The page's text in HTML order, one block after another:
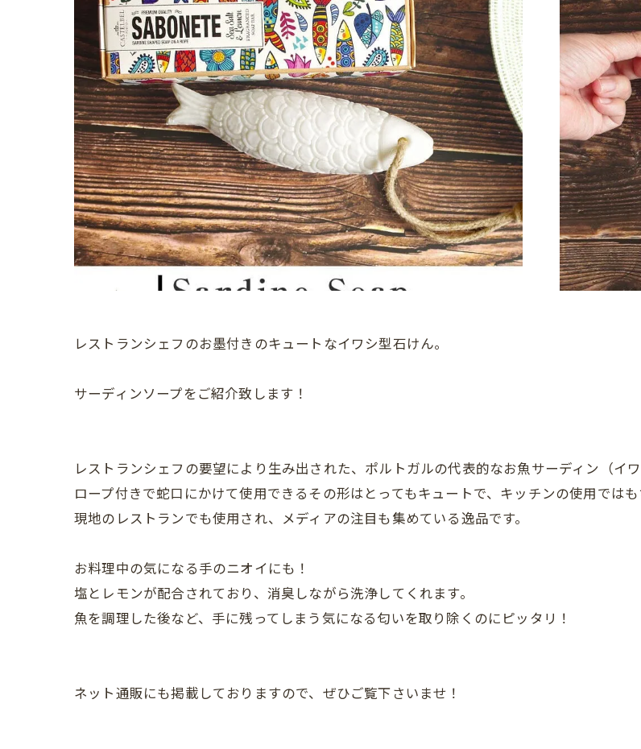
レストランシェフのお墨付きのキュートなイワシ型石けん。
サーディンソープをご紹介致します！
レストランシェフの要望により生み出された、ポルトガルの代表的なお魚サーディン（イ
ロープ付きで蛇口にかけて使用できるその形はとってもキュートで、キッチンの使用では
現地のレストランでも使用され、メディアの注目も集めている逸品です。
お料理中の気になる手のニオイにも！
塩とレモンが配合されており、消臭しながら洗浄してくれます。
魚を調理した後など、手に残ってしまう気になる匂いを取り除くのにピッタリ！
ネット通販にも掲載しておりますので、ぜひご覧下さいませ！